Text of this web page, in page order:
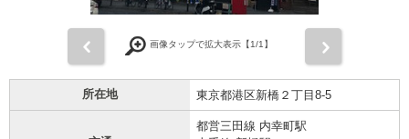
画像タップで拡大表示【1/1】
所在地 東京都港区新橋２丁目8-5
都営三田線 内幸町駅